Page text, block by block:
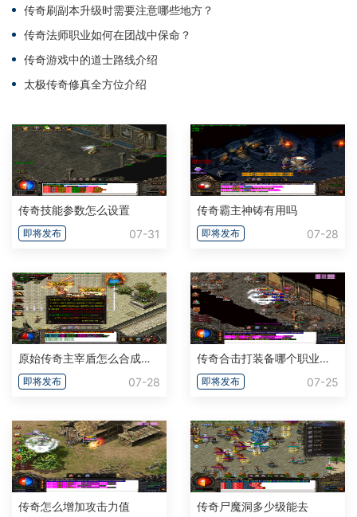
传奇刷副本升级时需要注意哪些地方？
传奇法师职业如何在团战中保命？
传奇游戏中的道士路线介绍
太极传奇修真全方位介绍
传奇技能参数怎么设置
即将发布 07-31
传奇霸主神铸有用吗
即将发布 07-28
原始传奇主宰盾怎么合成自身职业
即将发布 07-28
传奇合击打装备哪个职业组合好用
即将发布 07-25
传奇怎么增加攻击力值 传奇尸魔洞多少级能去